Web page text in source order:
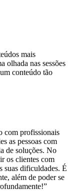
mais
olhada nas sessões
conteúdo tão
com profissionais
as pessoas com
de soluções. No
os clientes com
suas dificuldades. É
além de poder se